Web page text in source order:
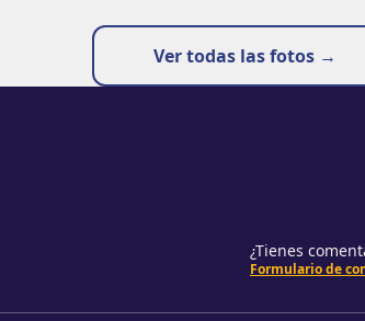
Ver todas las fotos →
¿Tienes
Formulario de